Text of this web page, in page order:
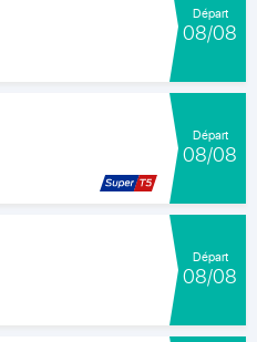
Départ
08/08
Départ
08/08
Départ
08/08